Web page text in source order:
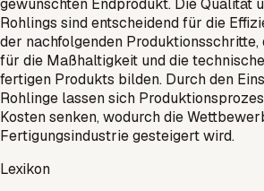
Rohlings sind entscheidend für die
der nachfolgenden Produktionsschritte,
für die Maßhaltigkeit und die
fertigen Produkts bilden. Durch den
Rohlinge lassen sich
Kosten senken, wodurch die
Fertigungsindustrie gesteigert wird.
Lexikon